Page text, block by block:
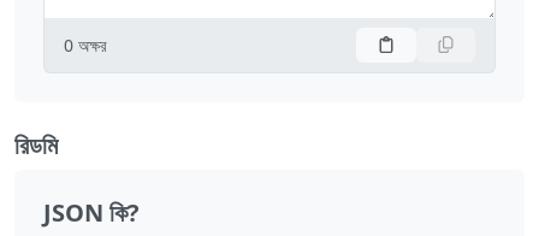
0 অক্ষর
রিডমি
JSON কি?